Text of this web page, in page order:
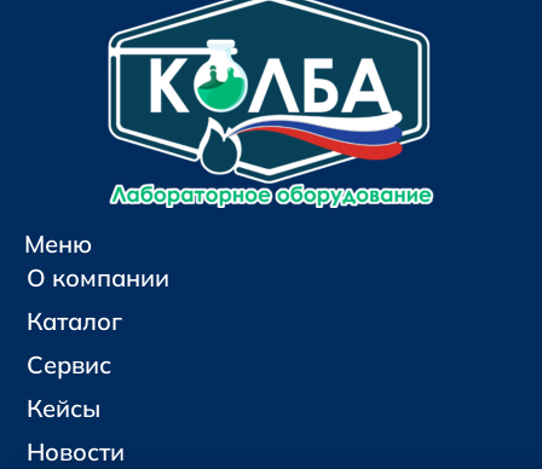
Меню
О компании
Каталог
Сервис
Кейсы
Новости